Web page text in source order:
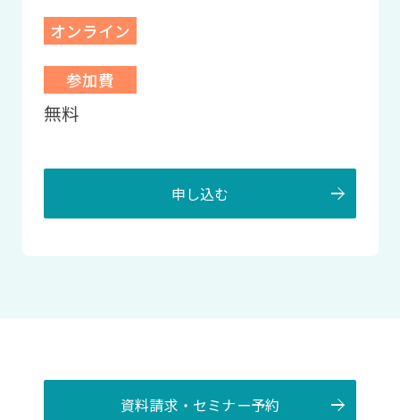
オンライン
参加費
無料
申し込む
資料請求・セミナー予約